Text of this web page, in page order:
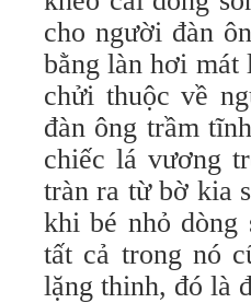
cho người đàn
bằng làn hơi mát
chửi thuộc về
đàn ông trầm
chiếc lá vương
tràn ra từ bờ kia
khi bé nhỏ dòng
tất cả trong nó
lặng thinh, đó là